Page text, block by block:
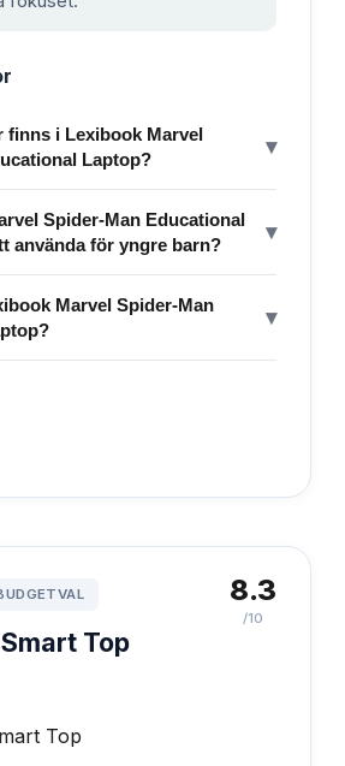
finns i Lexibook Marvel
Laptop?
▾
Spider-Man Educational
använda för yngre barn?
▾
Marvel Spider-Man
▾
Top
8.3
/10